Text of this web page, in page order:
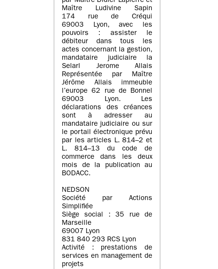
Maître Ludivine Sapin
174 rue de Créqui
69003 Lyon, avec les
pouvoirs : assister le
débiteur dans tous les
actes concernant la gestion,
mandataire judiciaire la
Selarl Jerome Allais
Représentée par Maître
Jérôme Allais immeuble
l’europe 62 rue de Bonnel
69003 Lyon. Les
déclarations des créances
sont à adresser au
mandataire judiciaire ou sur
le portail électronique prévu
par les articles L. 814–2 et
L. 814–13 du code de
commerce dans les deux
mois de la publication au
BODACC.
NEDSON
Société par Actions
Simplifiée
Siège social : 35 rue de
Marseille
69007 Lyon
831 840 293 RCS Lyon
Activité : prestations de
services en management de
projets